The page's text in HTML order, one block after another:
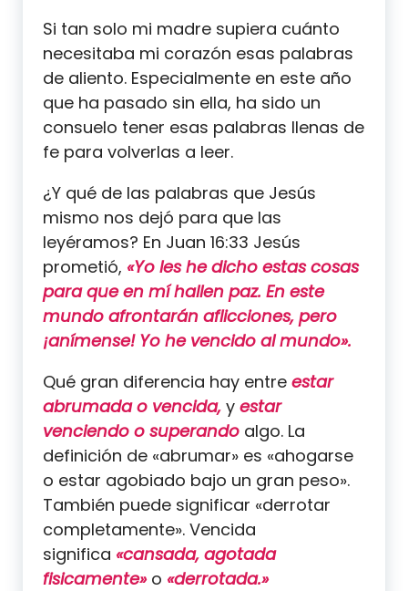
Si tan solo mi madre supiera cuánto
necesitaba mi corazón esas palabras
de aliento. Especialmente en este año
que ha pasado sin ella, ha sido un
consuelo tener esas palabras llenas de
fe para volverlas a leer.
¿Y qué de las palabras que Jesús
mismo nos dejó para que las
leyéramos? En Juan 16:33 Jesús
prometió, «Yo les he dicho estas cosas
para que en mí hallen paz. En este
mundo afrontarán aflicciones, pero
¡anímense! Yo he vencido al mundo».
Qué gran diferencia hay entre estar
abrumada o vencida, y estar
venciendo o superando algo. La
definición de «abrumar» es «ahogarse
o estar agobiado bajo un gran peso».
También puede significar «derrotar
completamente». Vencida
significa «cansada, agotada
fisicamente»o «derrotada.»